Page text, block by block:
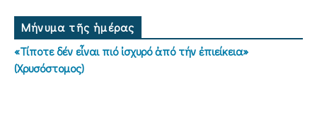
Μήνυμα τῆς ἡμέρας
«Τίποτε δέν εἶναι πιό ἰσχυρό ἀπό τήν ἐπιείκεια»
(Χρυσόστομος)